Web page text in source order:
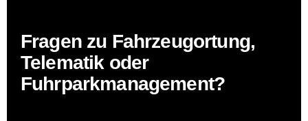
Fragen zu Fahrzeugortung,
Telematik oder
Fuhrparkmanagement?